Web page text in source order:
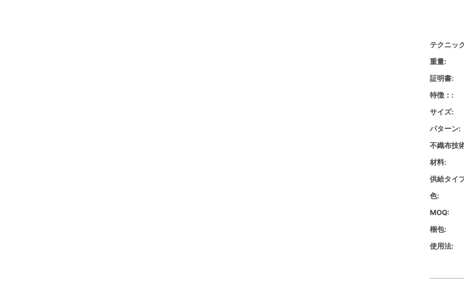
テクニッ
重量:
証明書:
特徴：:
サイズ:
パターン:
不織布技
材料:
供給タイ
色:
MOQ:
梱包:
使用法: